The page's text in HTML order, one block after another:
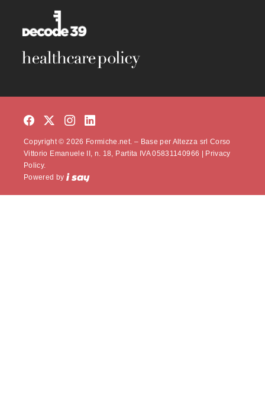
Copyright © 2026 Formiche.net. – Base per Altezza srl Corso
Vittorio Emanuele II, n. 18, Partita IVA 05831140966 | Privacy
Policy.
Powered by